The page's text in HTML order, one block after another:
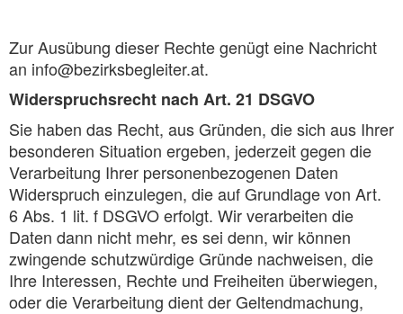
Zur Ausübung dieser Rechte genügt eine Nachricht
an info@bezirksbegleiter.at.
Widerspruchsrecht nach Art. 21 DSGVO
Sie haben das Recht, aus Gründen, die sich aus Ihrer
besonderen Situation ergeben, jederzeit gegen die
Verarbeitung Ihrer personenbezogenen Daten
Widerspruch einzulegen, die auf Grundlage von Art.
6 Abs. 1 lit. f DSGVO erfolgt. Wir verarbeiten die
Daten dann nicht mehr, es sei denn, wir können
zwingende schutzwürdige Gründe nachweisen, die
Ihre Interessen, Rechte und Freiheiten überwiegen,
oder die Verarbeitung dient der Geltendmachung,